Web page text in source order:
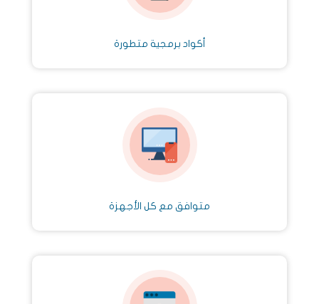
أكواد برمجية متطورة
متوافق مع كل الأجهزة